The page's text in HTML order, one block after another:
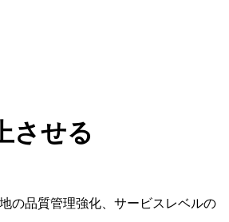
させる
の品質管理強化、サービスレベルの